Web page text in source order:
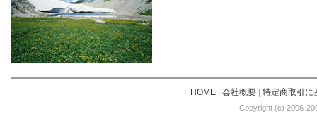
HOME| 会社概要| 特定商取引に
Copyright (c) 2006-